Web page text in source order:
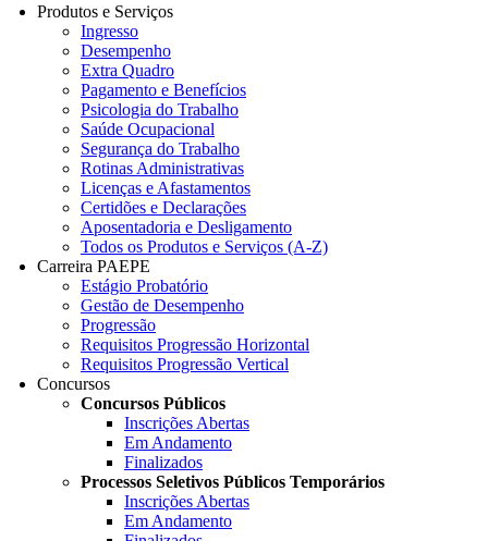
Produtos e Serviços
Ingresso
Desempenho
Extra Quadro
Pagamento e Benefícios
Psicologia do Trabalho
Saúde Ocupacional
Segurança do Trabalho
Rotinas Administrativas
Licenças e Afastamentos
Certidões e Declarações
Aposentadoria e Desligamento
Todos os Produtos e Serviços (A-Z)
Carreira PAEPE
Estágio Probatório
Gestão de Desempenho
Progressão
Requisitos Progressão Horizontal
Requisitos Progressão Vertical
Concursos
Concursos Públicos
Inscrições Abertas
Em Andamento
Finalizados
Processos Seletivos Públicos Temporários
Inscrições Abertas
Em Andamento